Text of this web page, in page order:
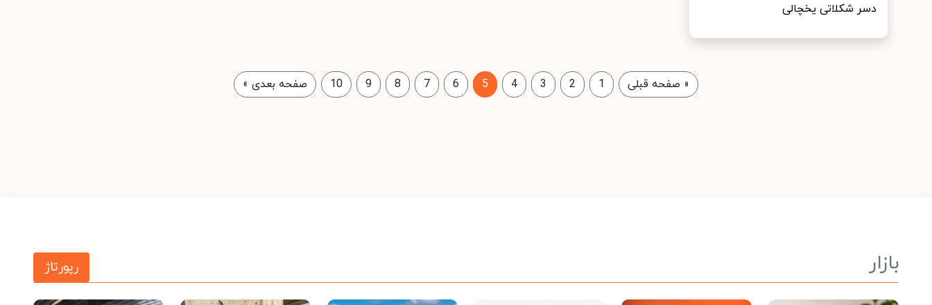
دسر شکلاتی یخچالی
« صفحه قبلی 1
2
3
4
5
6
7
8
9
10 صفحه بعدی »
بازار رپورتاژ